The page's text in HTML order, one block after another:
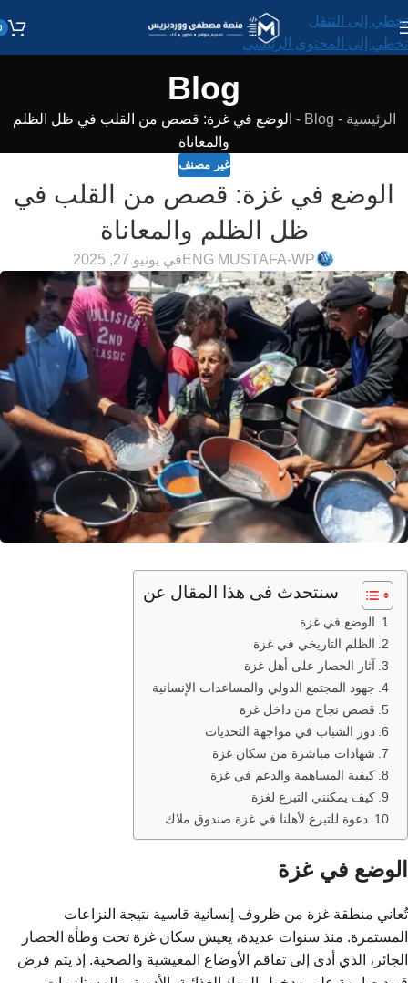
تخطي إلى التنقل
تخطي إلى المحتوى الرئيسي
Blog
الرئيسية -
Blog
- الوضع في غزة: قصص من القلب في ظل الظلم
والمعاناة
غير مصنف
الوضع في غزة: قصص من القلب في
ظل الظلم والمعاناة
ENG MUSTAFA-WP في يونيو 27, 2025
سنتحدث فى هذا المقال عن
الوضع في غزة
الظلم التاريخي في غزة
آثار الحصار على أهل غزة
جهود المجتمع الدولي والمساعدات الإنسانية
قصص نجاح من داخل غزة
دور الشباب في مواجهة التحديات
شهادات مباشرة من سكان غزة
كيفية المساهمة والدعم في غزة
كيف يمكنني التبرع لغزة
دعوة للتبرع لأهلنا في غزة صندوق ملاك
الوضع في غزة
تُعاني منطقة غزة من ظروف إنسانية قاسية نتيجة النزاعات
المستمرة. منذ سنوات عديدة، يعيش سكان غزة تحت وطأة الحصار
الجائر، الذي أدى إلى تفاقم الأوضاع المعيشية والصحية. إذ يتم فرض